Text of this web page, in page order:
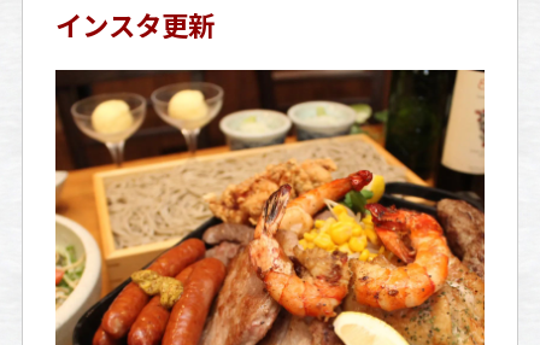
インスタ更新